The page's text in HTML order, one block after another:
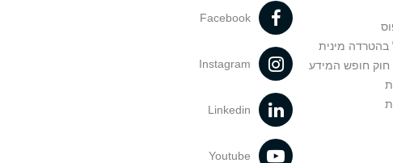
בהטרדה מינית
חוק חופש המידע
Facebook
Instagram
Linkedin
Youtube